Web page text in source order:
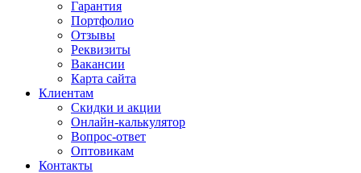
Гарантия
Портфолио
Отзывы
Реквизиты
Вакансии
Карта сайта
Клиентам
Скидки и акции
Онлайн-калькулятор
Вопрос-ответ
Оптовикам
Контакты